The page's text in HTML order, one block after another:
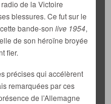
de la Victoire
blessures. Ce fut sur le
bande-son live 1954,
de son héroïne broyée
fier.
précises qui accélèrent
remarquées par ces
de l’Allemagne